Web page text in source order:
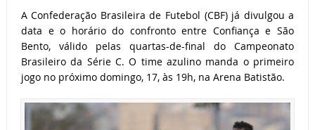
A Confederação Brasileira de Futebol (CBF) já divulgou a
data e o horário do confronto entre Confiança e São
Bento, válido pelas quartas-de-final do Campeonato
Brasileiro da Série C. O time azulino manda o primeiro
jogo no próximo domingo, 17, às 19h, na Arena Batistão.